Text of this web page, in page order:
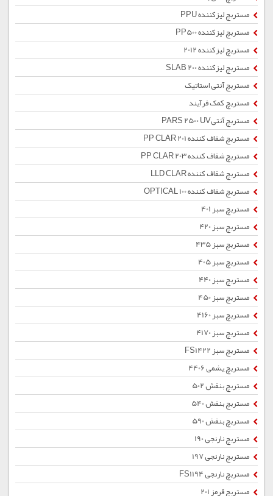
مستربچ لیزکننده PPU
مستربچ لیزکننده PP500
مستربچ لیزکننده 2012
مستربچ لیزکننده SLAB 200
مستربچ آنتی استاتیک
مستربچ کمک فرآیند
مستربچ آنتیPARS 2500 UV
مستربچ شفاف کننده PP CLAR 201
مستربچ شفاف کننده PP CLAR 203
مستربچ شفاف کننده LLD CLAR
مستربچ شفاف کننده OPTICAL 100
مستربچ سبز 401
مستربچ سبز 420
مستربچ سبز 435
مستربچ سبز 405
مستربچ سبز 440
مستربچ سبز 450
مستربچ سبز 4160
مستربچ سبز 4170
مستربچ سبز FS1422
مستربچ یشمی 4406
مستربچ بنفش 502
مستربچ بنفش 540
مستربچ بنفش 590
مستربچ نارنجی 190
مستربچ نارنجی 197
مستربچ نارنجی FS1194
مستربچ قرمز 201